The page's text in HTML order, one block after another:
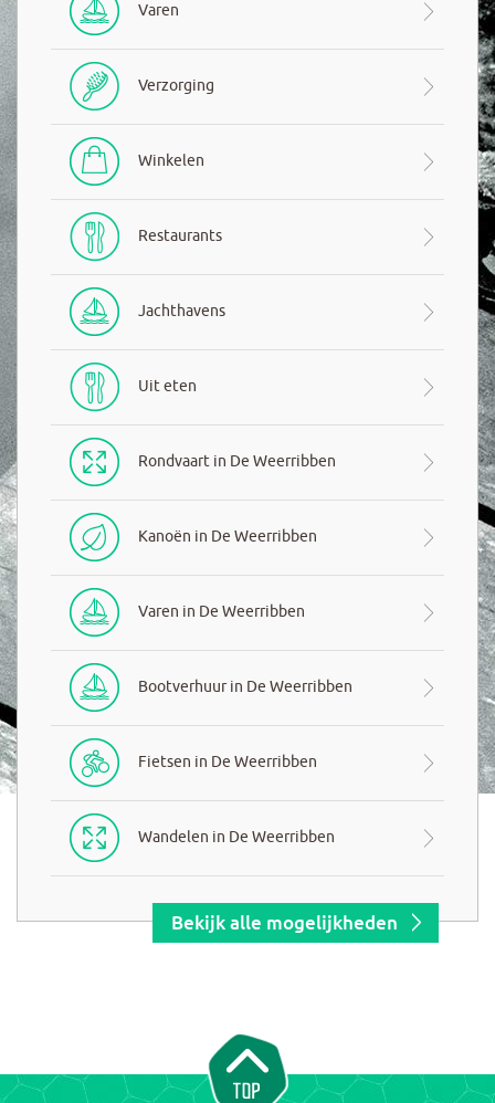
Varen
Verzorging
Winkelen
Restaurants
Jachthavens
Uit eten
Rondvaart in De Weerribben
Kanoën in De Weerribben
Varen in De Weerribben
Bootverhuur in De Weerribben
Fietsen in De Weerribben
Wandelen in De Weerribben
Bekijk alle mogelijkheden